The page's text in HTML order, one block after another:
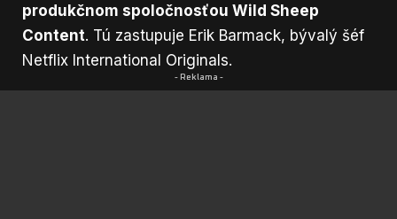
produkčnom spoločnosťou Wild Sheep
Content. Tú zastupuje Erik Barmack, bývalý šéf
Netflix International Originals.
- Reklama -